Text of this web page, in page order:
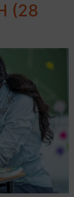
(28